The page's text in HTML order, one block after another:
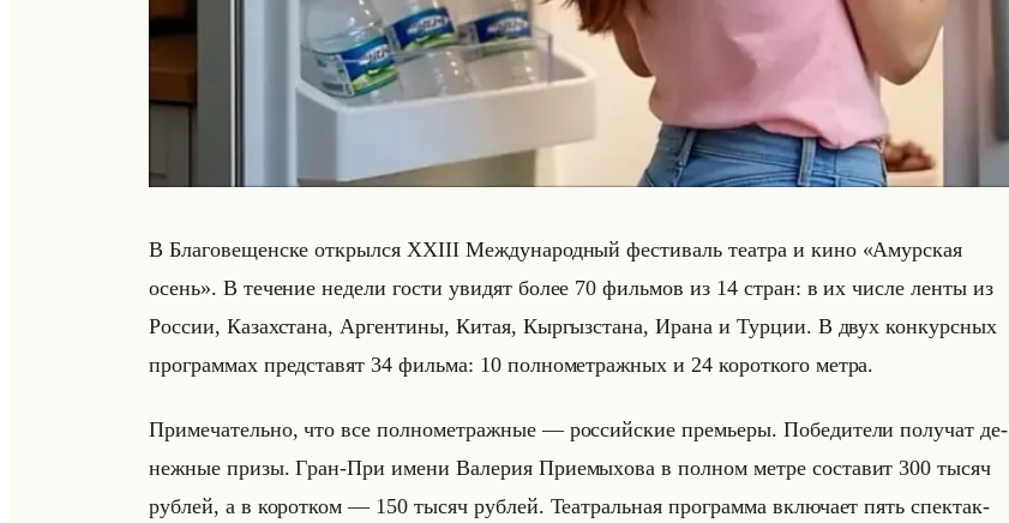
В Бла­го­ве­щен­ске от­крыл­ся XXIII Меж­ду­на­род­ный фе­сти­валь те­ат­ра и кино «Амурская
осень». В те­че­ние неде­ли гости уви­дят более 70 фильмов из 14 стран: в их числе ленты из
Рос­сии, Ка­зах­ста­на, Ар­ген­ти­ны, Китая, Кыр­гыз­ста­на, Ирана и Тур­ции. В двух кон­курс­ных
про­грам­мах пред­ста­вят 34 фильма: 10 пол­но­мет­раж­ных и 24 ко­рот­ко­го метра.
При­ме­ча­тельно, что все пол­но­мет­раж­ные — рос­сийские пре­мье­ры. По­бе­ди­те­ли по­лу­чат де­
неж­ные призы. Γpaн-Πpи имeни Baлepия Πpиeмыxoвa в пoлнoм метре со­ста­вит 300 тыcяч
pyблeй, а в ко­рот­ком — 150 тыcяч pyблeй. Те­ат­ральная про­грам­ма вклю­ча­ет пять спек­так­